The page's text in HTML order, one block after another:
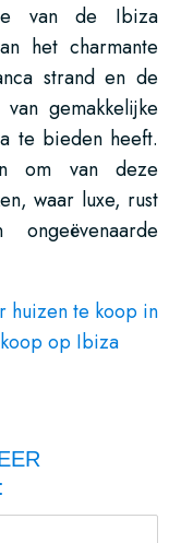
van de Ibiza
het charmante
strand en de
gemakkelijke
te bieden heeft.
om van deze
waar luxe, rust
huizen te koop in
op Ibiza